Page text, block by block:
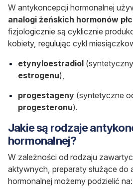
W antykoncepcji hormonalnej
analogi żeńskich hormonów
fizjologicznie są cyklicznie
kobiety, regulując cykl
etynyloestradiol
estrogenu),
progestageny (syntetyczne
progesteronu).
Jakie są rodzaje
hormonalnej?
W zależności od rodzaju
aktywnych, preparaty służące do
hormonalnej możemy podzielić na: